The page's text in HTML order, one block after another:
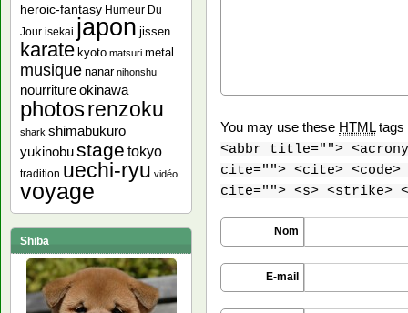
You may use these HTMLtags
<abbr title="">
cite=""> <cite> <code>
cite=""> <s> <strike>
Nom
E-mail
heroic-fantasy Humeur Du
Jour isekai japon jissen
karate kyoto matsuri metal
musique nanar nihonshu
nourritureokinawa
photosrenzoku
shark shimabukuro
yukinobustage tokyo
tradition uechi-ryu vidéo
voyage
Shiba